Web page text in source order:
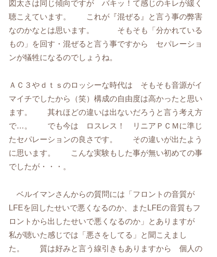
図太さは同じ傾向ですが バキッ！て感じのキレが緩く
聴こえています。 これが『混ぜる』と言う事の弊害
なのかなとは思います。 そもそも「分かれている
もの」を回す・混ぜると言う事ですから セパレーショ
ンが犠牲になるのでしょうね。
ＡＣ３やｄｔｓのロッシーな時代は そもそも音源がイ
マイチでしたから（笑）構成の自由度は高かったと思い
ます。 其れほどの違いは出ないだろうと言う考え方
で…。 でも今は ロスレス！ リニアＰＣＭに準じ
たセパレーションの良さです。 その違いが出たよう
に思います。 こんな実験もした事が無い初めての事
でしたが・・・。
ベルイマンさんからの質問には「フロントの音質が
LFEを回したせいで悪くなるのか、またLFEの音質もフ
ロントから出したせいで悪くなるのか」とありますが
私が聴いた感じでは「悪さをしてる」と聞こえまし
た。 質は好みと言う線引きもありますから 個人の